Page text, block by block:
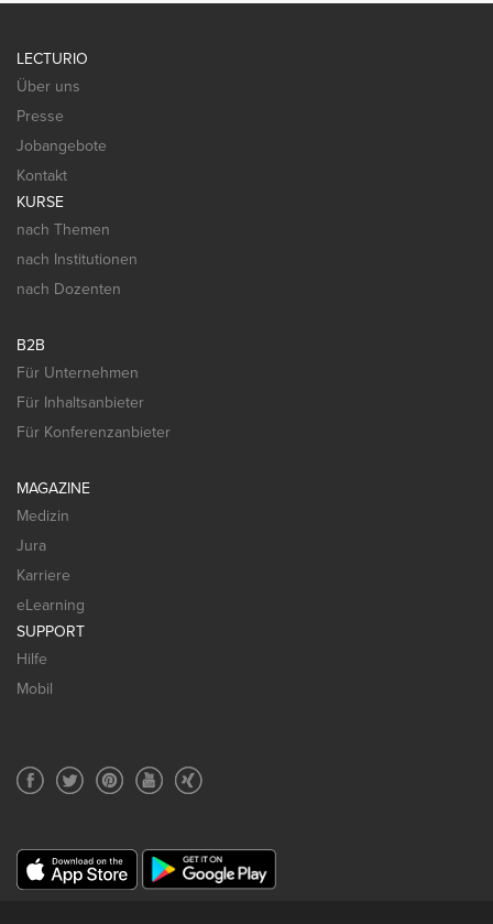
LECTURIO
Über uns
Presse
Jobangebote
Kontakt
KURSE
nach Themen
nach Institutionen
nach Dozenten
B2B
Für Unternehmen
Für Inhaltsanbieter
Für Konferenzanbieter
MAGAZINE
Medizin
Jura
Karriere
eLearning
SUPPORT
Hilfe
Mobil